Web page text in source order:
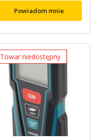
Powiadom mnie
Towar niedostępny